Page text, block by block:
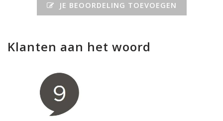
JE BEOORDELING TOEVOEGEN
Klanten aan het woord